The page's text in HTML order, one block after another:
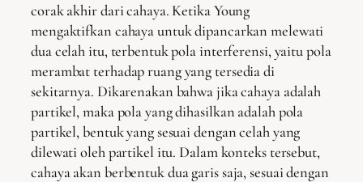
corak akhir dari cahaya. Ketika Young
mengaktifkan cahaya untuk dipancarkan melewati
dua celah itu, terbentuk pola interferensi, yaitu pola
merambat terhadap ruang yang tersedia di
sekitarnya. Dikarenakan bahwa jika cahaya adalah
partikel, maka pola yang dihasilkan adalah pola
partikel, bentuk yang sesuai dengan celah yang
dilewati oleh partikel itu. Dalam konteks tersebut,
cahaya akan berbentuk dua garis saja, sesuai dengan